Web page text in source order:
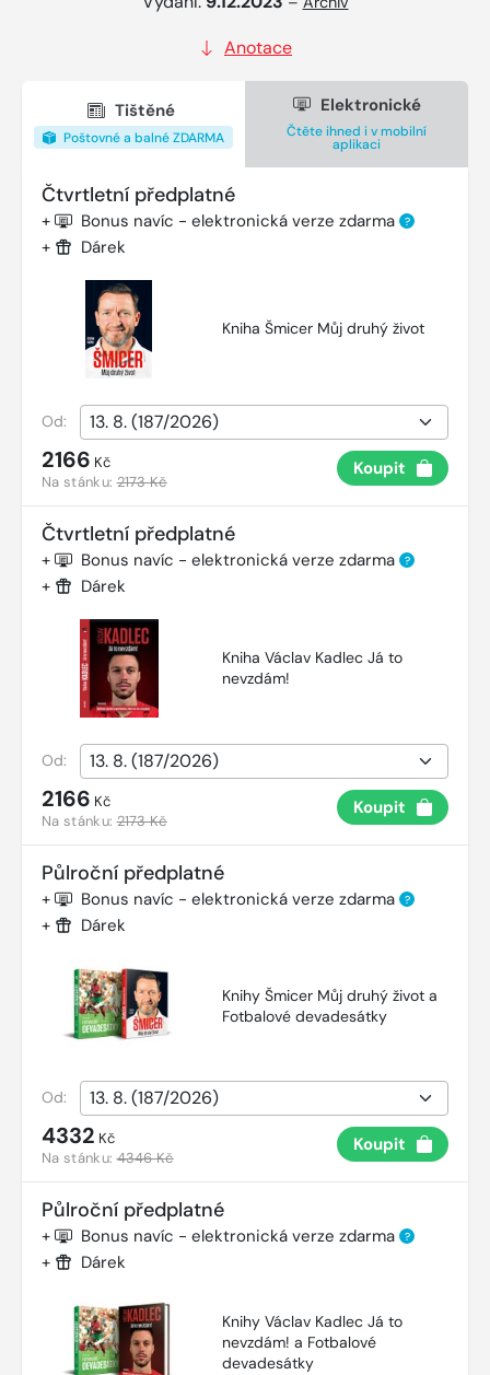
Anotace
Tištěné
Poštovné a balné ZDARMA
Elektronické
Čtěte ihned i v mobilní
aplikaci
Čtvrtletní předplatné
+ Bonus navíc - elektronická verze zdarma ?
+ Dárek
Kniha Šmicer Můj druhý život
Od:
2166 Kč
Na stánku:2173 Kč
Koupit
Čtvrtletní předplatné
+ Bonus navíc - elektronická verze zdarma ?
+ Dárek
Kniha Václav Kadlec Já to
nevzdám!
Od:
2166 Kč
Na stánku:2173 Kč
Koupit
Půlroční předplatné
+ Bonus navíc - elektronická verze zdarma ?
+ Dárek
Knihy Šmicer Můj druhý život a
Fotbalové devadesátky
Od:
4332 Kč
Na stánku:4346 Kč
Koupit
Půlroční předplatné
+ Bonus navíc - elektronická verze zdarma ?
+ Dárek
Knihy Václav Kadlec Já to
nevzdám! a Fotbalové
devadesátky